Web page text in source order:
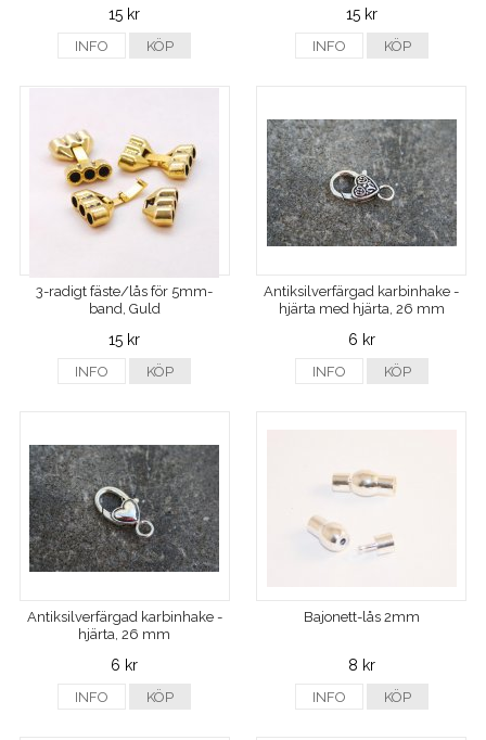
15 kr
INFO KÖP
15 kr
INFO KÖP
3-radigt fäste/lås för 5mm-
band, Guld
15 kr
INFO KÖP
Antiksilverfärgad karbinhake -
hjärta med hjärta, 26 mm
6 kr
INFO KÖP
Antiksilverfärgad karbinhake -
hjärta, 26 mm
6 kr
INFO KÖP
Bajonett-lås 2mm
8 kr
INFO KÖP